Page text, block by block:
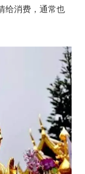
给消费，通常也